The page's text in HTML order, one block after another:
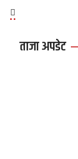
ताजा अपडेट